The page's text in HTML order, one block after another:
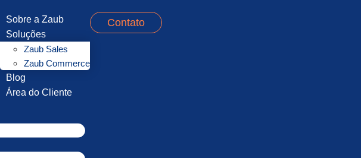
Sobre a Zaub
Soluções
Zaub Sales
Zaub Commerce
Blog
Área do Cliente
Contato